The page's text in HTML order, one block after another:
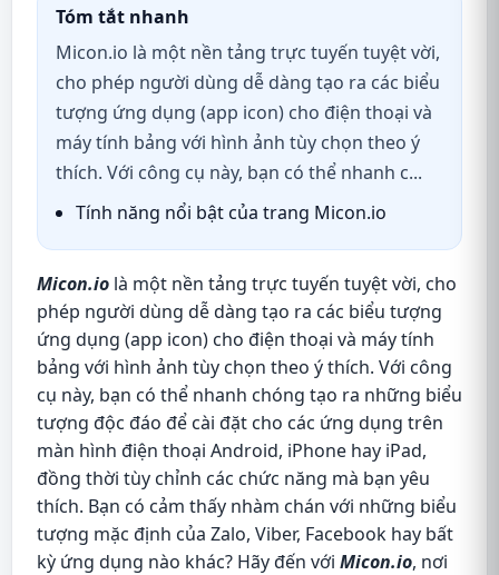
Tóm tắt nhanh
Micon.io là một nền tảng trực tuyến tuyệt vời,
cho phép người dùng dễ dàng tạo ra các biểu
tượng ứng dụng (app icon) cho điện thoại và
máy tính bảng với hình ảnh tùy chọn theo ý
thích. Với công cụ này, bạn có thể nhanh c...
Tính năng nổi bật của trang Micon.io
Micon.io là một nền tảng trực tuyến tuyệt vời, cho
phép người dùng dễ dàng tạo ra các biểu tượng
ứng dụng (app icon) cho điện thoại và máy tính
bảng với hình ảnh tùy chọn theo ý thích. Với công
cụ này, bạn có thể nhanh chóng tạo ra những biểu
tượng độc đáo để cài đặt cho các ứng dụng trên
màn hình điện thoại Android, iPhone hay iPad,
đồng thời tùy chỉnh các chức năng mà bạn yêu
thích. Bạn có cảm thấy nhàm chán với những biểu
tượng mặc định của Zalo, Viber, Facebook hay bất
kỳ ứng dụng nào khác? Hãy đến với Micon.io, nơi